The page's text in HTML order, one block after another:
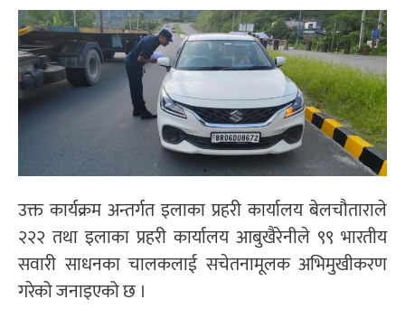
उक्त कार्यक्रम अन्तर्गत इलाका प्रहरी कार्यालय बेलचौताराले
२२२ तथा इलाका प्रहरी कार्यालय आबुखैरेनीले ९९ भारतीय
सवारी साधनका चालकलाई सचेतनामूलक अभिमुखीकरण
गरेको जनाइएको छ ।